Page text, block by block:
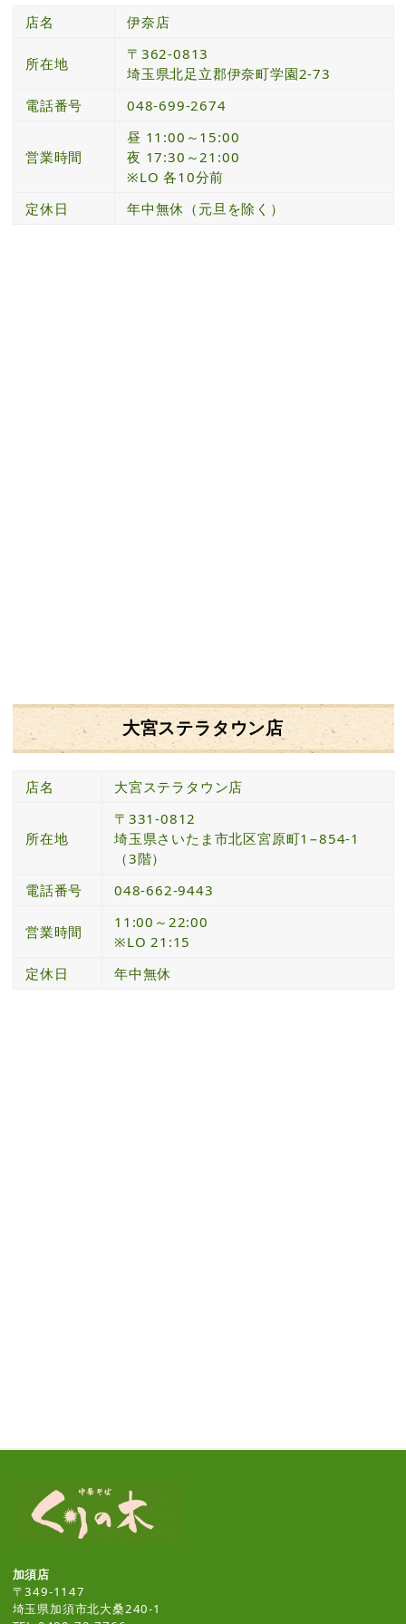
店名 伊奈店
所在地
〒362-0813
埼玉県北足立郡伊奈町学園2-73
電話番号
048-699-2674
営業時間
昼 11:00～15:00
夜 17:30～21:00
※LO 各10分前
定休日
年中無休（元旦を除く）
大宮ステラタウン店
店名 大宮ステラタウン店
所在地
〒331-0812
埼玉県さいたま市北区宮原町1−854-1
（3階）
電話番号
048-662-9443
営業時間
11:00～22:00
※LO 21:15
定休日
年中無休
加須店
〒349-1147
埼玉県加須市北大桑240-1